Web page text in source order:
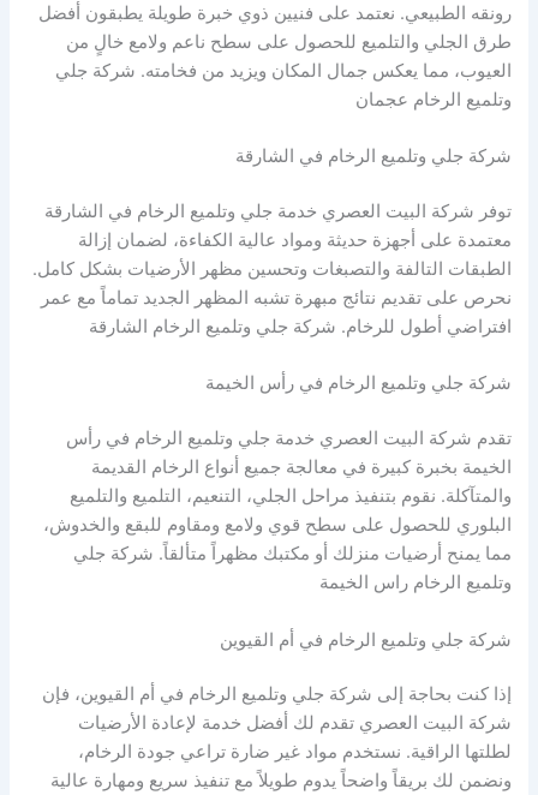
رونقه الطبيعي. نعتمد على فنيين ذوي خبرة طويلة يطبقون أفضل
طرق الجلي والتلميع للحصول على سطح ناعم ولامع خالٍ من
العيوب، مما يعكس جمال المكان ويزيد من فخامته. شركة جلي
وتلميع الرخام عجمان
شركة جلي وتلميع الرخام في الشارقة
توفر شركة البيت العصري خدمة جلي وتلميع الرخام في الشارقة
معتمدة على أجهزة حديثة ومواد عالية الكفاءة، لضمان إزالة
الطبقات التالفة والتصبغات وتحسين مظهر الأرضيات بشكل كامل.
نحرص على تقديم نتائج مبهرة تشبه المظهر الجديد تماماً مع عمر
افتراضي أطول للرخام. شركة جلي وتلميع الرخام الشارقة
شركة جلي وتلميع الرخام في رأس الخيمة
تقدم شركة البيت العصري خدمة جلي وتلميع الرخام في رأس
الخيمة بخبرة كبيرة في معالجة جميع أنواع الرخام القديمة
والمتآكلة. نقوم بتنفيذ مراحل الجلي، التنعيم، التلميع والتلميع
البلوري للحصول على سطح قوي ولامع ومقاوم للبقع والخدوش،
مما يمنح أرضيات منزلك أو مكتبك مظهراً متألقاً. شركة جلي
وتلميع الرخام راس الخيمة
شركة جلي وتلميع الرخام في أم القيوين
إذا كنت بحاجة إلى شركة جلي وتلميع الرخام في أم القيوين، فإن
شركة البيت العصري تقدم لك أفضل خدمة لإعادة الأرضيات
لطلتها الراقية. نستخدم مواد غير ضارة تراعي جودة الرخام،
ونضمن لك بريقاً واضحاً يدوم طويلاً مع تنفيذ سريع ومهارة عالية